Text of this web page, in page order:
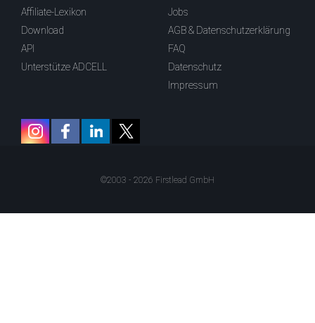
Affiliate-Lexikon
Download
API
Unterstütze ADCELL
Jobs
AGB & Datenschutzerklärung
FAQ
Datenschutz
Impressum
©2003 - 2026 Firstlead GmbH